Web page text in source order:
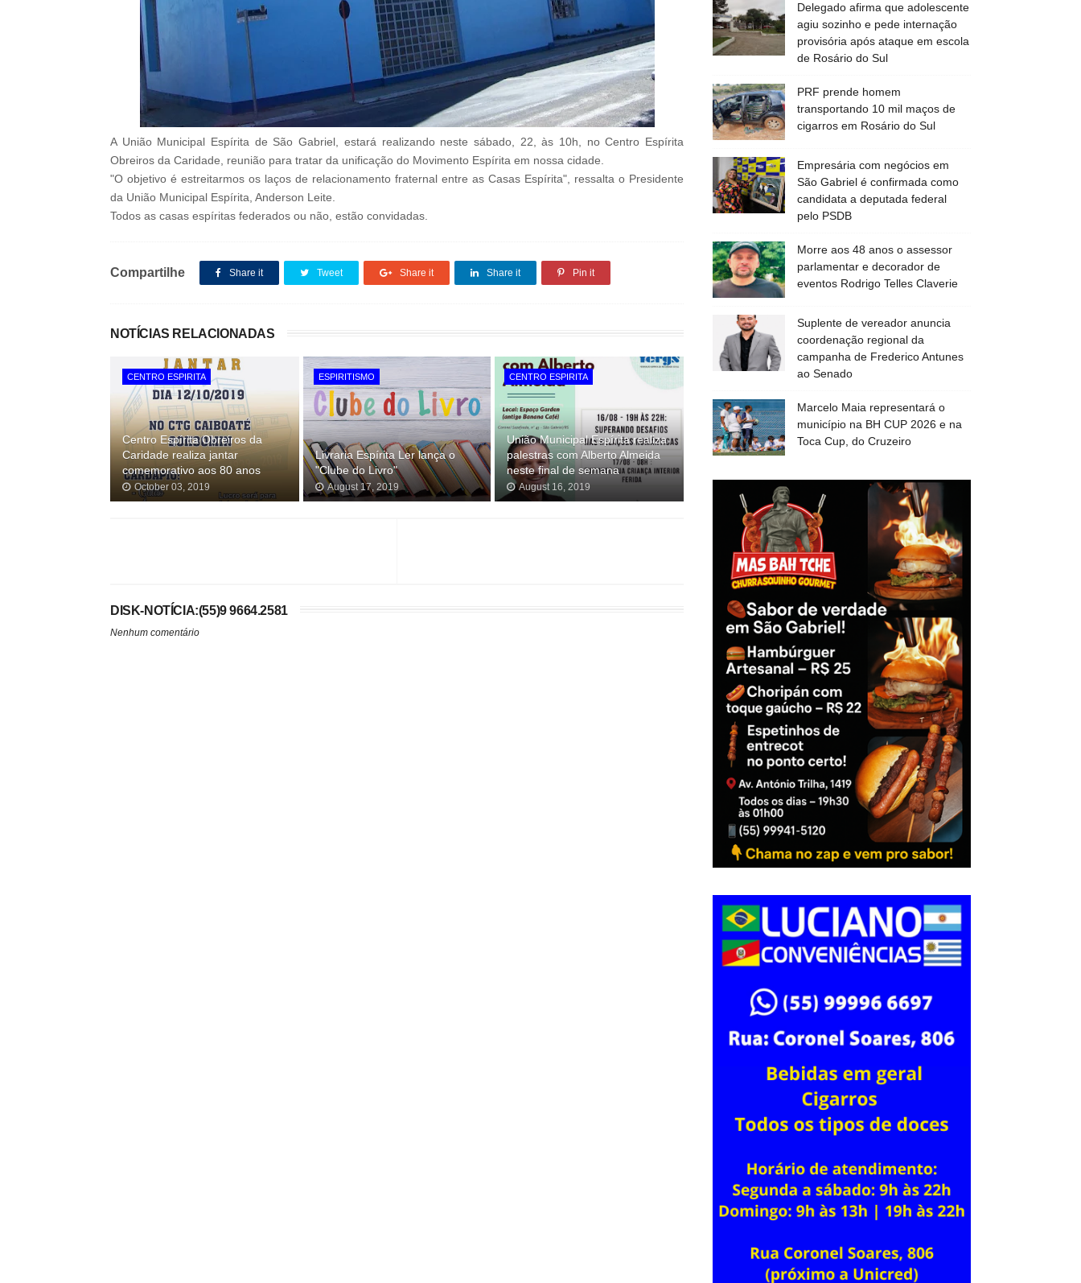
A União Municipal Espírita de São Gabriel, estará realizando neste sábado, 22, às 10h, no Centro Espírita
Obreiros da Caridade, reunião para tratar da unificação do Movimento Espírita em nossa cidade.
"O objetivo é estreitarmos os laços de relacionamento fraternal entre as Casas Espírita", ressalta o Presidente
da União Municipal Espírita, Anderson Leite.
Todos as casas espíritas federados ou não, estão convidadas.
Compartilhe Share it Tweet Share it Share it Pin it
NOTÍCIAS RELACIONADAS
CENTRO ESPIRITA
Centro Espírita Obreiros da
Caridade realiza jantar
comemorativo aos 80 anos
October 03, 2019
ESPIRITISMO
Livraria Espírita Ler lança o
"Clube do Livro"
August 17, 2019
CENTRO ESPIRITA
União Municipal Espírita realiza
palestras com Alberto Almeida
neste final de semana
August 16, 2019
DISK-NOTÍCIA:(55)9 9664.2581
Nenhum comentário
Delegado afirma que adolescente
agiu sozinho e pede internação
provisória após ataque em escola
de Rosário do Sul
PRF prende homem
transportando 10 mil maços de
cigarros em Rosário do Sul
Empresária com negócios em
São Gabriel é confirmada como
candidata a deputada federal
pelo PSDB
Morre aos 48 anos o assessor
parlamentar e decorador de
eventos Rodrigo Telles Claverie
Suplente de vereador anuncia
coordenação regional da
campanha de Frederico Antunes
ao Senado
Marcelo Maia representará o
município na BH CUP 2026 e na
Toca Cup, do Cruzeiro